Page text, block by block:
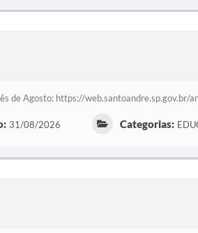
de Agosto: https://web.santoandre.sp.gov.br/
31/08/2026 Categorias: